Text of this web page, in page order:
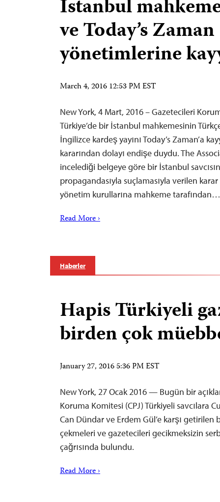
İstanbul
ve Today’s Zaman
yönetimlerine
March 4, 2016 12:53 PM EST
New York, 4 Mart, 2016 – Gazetecileri
Türkiye’de bir İstanbul mahkemesinin
İngilizce kardeş yayını Today’s Zaman’a
kararından dolayı endişe duydu. The
incelediği belgeye göre bir İstanbul
propagandasıyla suçlamasıyla verilen
yönetim kurullarına mahkeme tarafından…
Read More ›
Haberler
Hapis Türkiyeli
birden çok
January 27, 2016 5:36 PM EST
New York, 27 Ocak 2016 — Bugün bir
Koruma Komitesi (CPJ) Türkiyeli savcılara
Can Dündar ve Erdem Gül’e karşı getirilen
çekmeleri ve gazetecileri gecikmeksizin
çağrısında bulundu.
Read More ›